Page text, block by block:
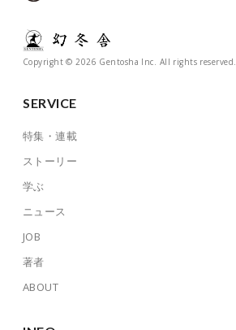
Copyright © 2026 Gentosha Inc. All rights reserved.
SERVICE
特集・連載
ストーリー
学ぶ
ニュース
JOB
著者
ABOUT